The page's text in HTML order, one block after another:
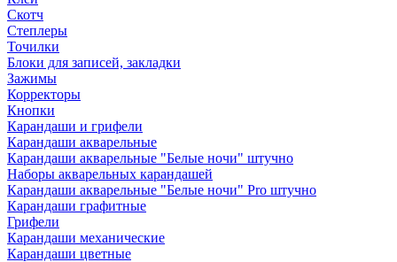
Скотч
Степлеры
Точилки
Блоки для записей, закладки
Зажимы
Корректоры
Кнопки
Карандаши и грифели
Карандаши акварельные
Карандаши акварельные "Белые ночи" штучно
Наборы акварельных карандашей
Карандаши акварельные "Белые ночи" Pro штучно
Карандаши графитные
Грифели
Карандаши механические
Карандаши цветные